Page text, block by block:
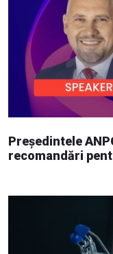
Președintele
recomandări